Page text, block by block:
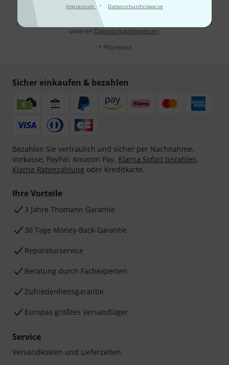
Impressum · Datenschutzhinweise
Mit Klick auf „Jetzt anmelden“ stimmen Sie dem Erhalt von E-Mail-
Werbung und einer Messung des E-Mail-Nutzungsverhaltens zu. Die
Abmeldung ist jederzeit möglich. Weitere Informationen finden Sie in
unseren Datenschutzhinweisen.
* Pflichtfeld
Sicher einkaufen & bezahlen
Bezahlen Sie vertraulich und sicher per Nachnahme,
Vorkasse, PayPal, Amazon Pay, Klarna Sofort bezahlen,
Klarna Ratenzahlung oder Kreditkarte.
Ihre Vorteile
3 Jahre Thomann Garantie
30 Tage Money-Back-Garantie
Reparaturservice
Beratung durch Fachexperten
Zufriedenheitsgarantie
Europas größtes Versandlager
Service
Versandkosten und Lieferzeiten